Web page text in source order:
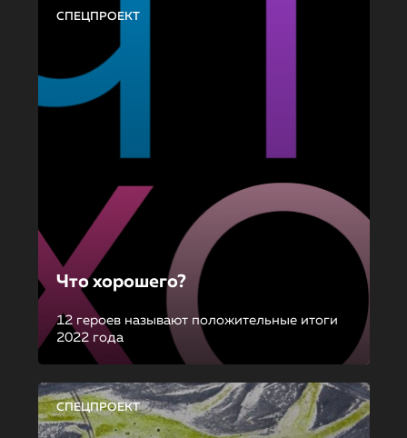
СПЕЦПРОЕКТ
Что хорошего?
12 героев называют положительные итоги
2022 года
СПЕЦПРОЕКТ